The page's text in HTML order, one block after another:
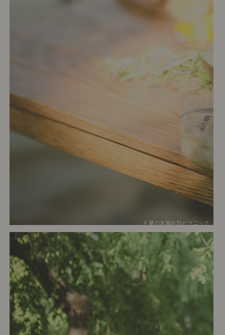
# 夏の木漏れ日ピクニック